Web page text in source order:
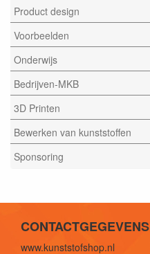
Product design
Voorbeelden
Onderwijs
Bedrijven-MKB
3D Printen
Bewerken van kunststoffen
Sponsoring
CONTACTGEGEVENS
www.kunststofshop.nl